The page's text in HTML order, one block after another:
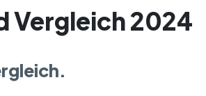
Vergleich 2024